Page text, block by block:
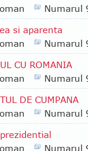
Numarul
si aparenta
Numarul
CU ROMANIA
Numarul
DE CUMPANA
Numarul
Numarul